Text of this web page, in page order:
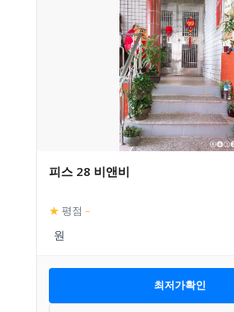
피스 28 비앤비
★ 평점 –
최저가확인